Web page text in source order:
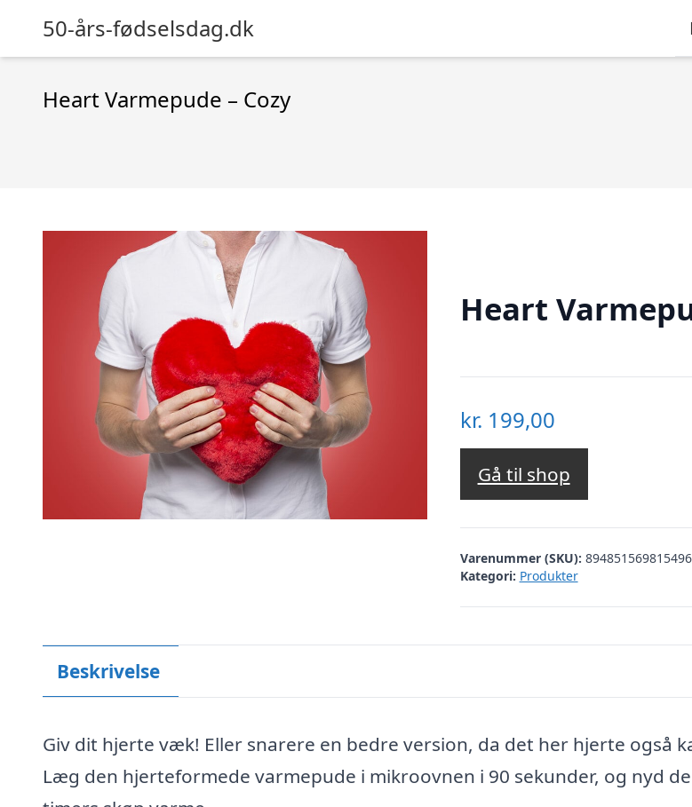
50-års-fødselsdag.dk
Heart Varmepude – Cozy
Heart
kr. 199,00
Gå til shop
Varenummer (SKU):
Kategori: Produkter
Beskrivelse
Giv dit hjerte væk! Eller snarere en bedre version, da det her hjerte også
Læg den hjerteformede varmepude i mikroovnen i 90 sekunder, og nyd